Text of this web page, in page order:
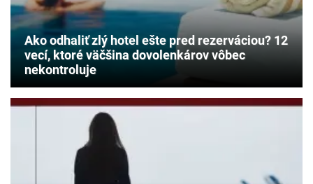
Ako odhaliť zlý hotel ešte pred rezerváciou? 12
vecí, ktoré väčšina dovolenkárov vôbec
nekontroluje